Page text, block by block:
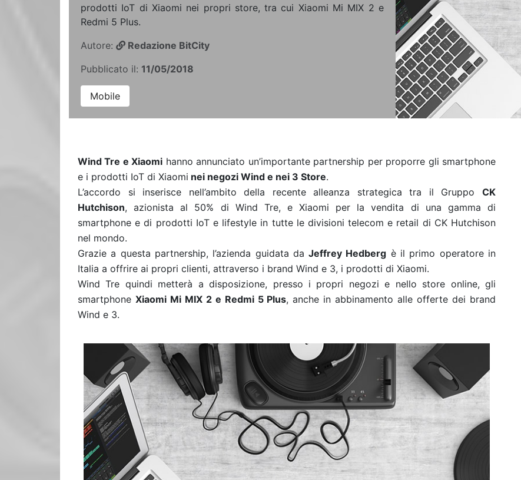
prodotti IoT di Xiaomi nei propri store, tra cui Xiaomi Mi MIX 2 e
Redmi 5 Plus.
Autore:
Redazione BitCity
Pubblicato il: 11/05/2018
Mobile
Wind Tre e Xiaomi hanno annunciato un’importante partnership per proporre gli smartphone
e i prodotti IoT di Xiaomi nei negozi Wind e nei 3 Store.
L’accordo si inserisce nell’ambito della recente alleanza strategica tra il Gruppo CK
Hutchison, azionista al 50% di Wind Tre, e Xiaomi per la vendita di una gamma di
smartphone e di prodotti IoT e lifestyle in tutte le divisioni telecom e retail di CK Hutchison
nel mondo.
Grazie a questa partnership, l’azienda guidata daJeffrey Hedberg è il primo operatore in
Italia a offrire ai propri clienti, attraverso i brand Wind e 3, i prodotti di Xiaomi.
Wind Tre quindi metterà a disposizione, presso i propri negozi e nello store online, gli
smartphone Xiaomi Mi MIX 2 e Redmi 5 Plus, anche in abbinamento alle offerte dei brand
Wind e 3.